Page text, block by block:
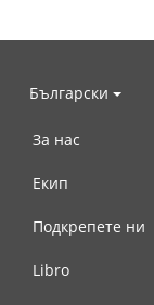
Български
За нас
Екип
Подкрепете ни
Libro